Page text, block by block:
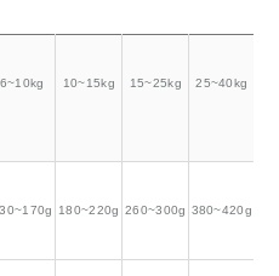
6~10kg 10~15kg 15~25kg 25~40kg
180~220g 260~300g 380~420g